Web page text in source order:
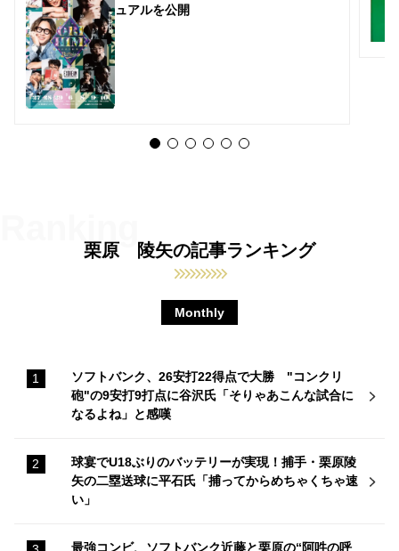
ュアルを公開
栗原 陵矢の記事ランキング
Monthly
ソフトバンク、26安打22得点で大勝 "コンクリ
砲"の9安打9打点に谷沢氏「そりゃあこんな試合に
なるよね」と感嘆
球宴でU18ぶりのバッテリーが実現！捕手・栗原陵
矢の二塁送球に平石氏「捕ってからめちゃくちゃ速
い」
最強コンビ、ソフトバンク近藤と栗原の“阿吽の呼